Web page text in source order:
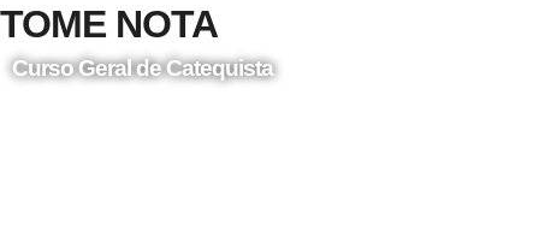
TOME NOTA
Curso Geral de Catequista